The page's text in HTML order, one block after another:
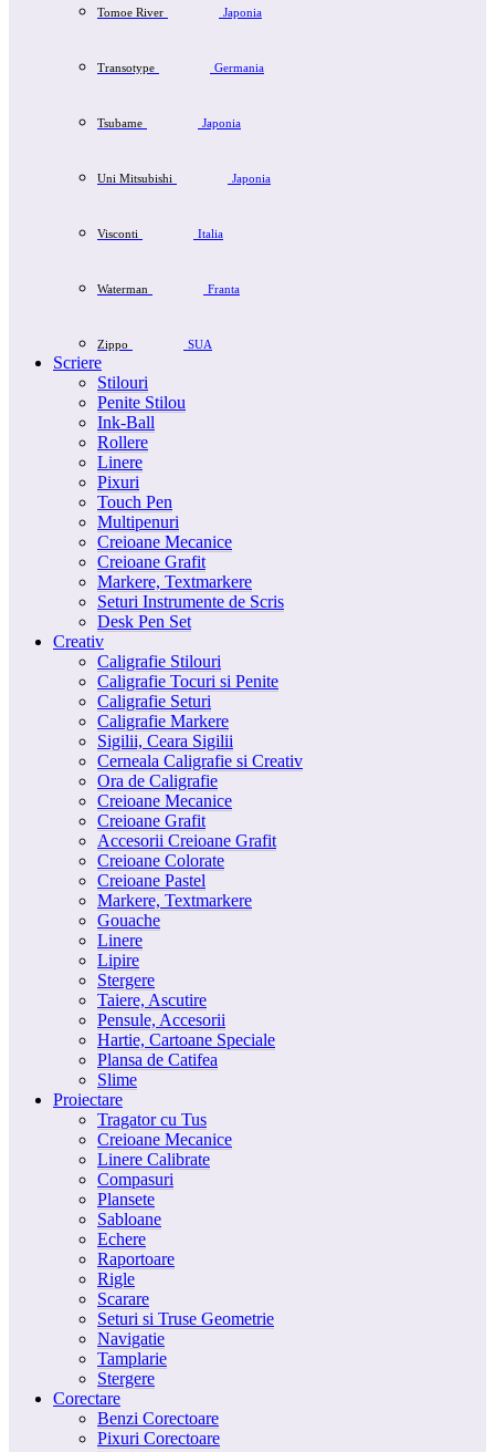
Tomoe River Japonia
Transotype Germania
Tsubame Japonia
Uni Mitsubishi Japonia
Visconti Italia
Waterman Franta
Zippo SUA
Scriere
Stilouri
Penite Stilou
Ink-Ball
Rollere
Linere
Pixuri
Touch Pen
Multipenuri
Creioane Mecanice
Creioane Grafit
Markere, Textmarkere
Seturi Instrumente de Scris
Desk Pen Set
Creativ
Caligrafie Stilouri
Caligrafie Tocuri si Penite
Caligrafie Seturi
Caligrafie Markere
Sigilii, Ceara Sigilii
Cerneala Caligrafie si Creativ
Ora de Caligrafie
Creioane Mecanice
Creioane Grafit
Accesorii Creioane Grafit
Creioane Colorate
Creioane Pastel
Markere, Textmarkere
Gouache
Linere
Lipire
Stergere
Taiere, Ascutire
Pensule, Accesorii
Hartie, Cartoane Speciale
Plansa de Catifea
Slime
Proiectare
Tragator cu Tus
Creioane Mecanice
Linere Calibrate
Compasuri
Plansete
Sabloane
Echere
Raportoare
Rigle
Scarare
Seturi si Truse Geometrie
Navigatie
Tamplarie
Stergere
Corectare
Benzi Corectoare
Pixuri Corectoare